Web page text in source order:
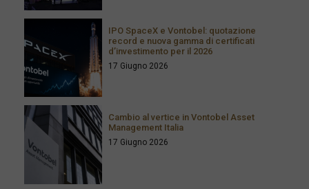
IPO SpaceX e Vontobel: quotazione
record e nuova gamma di certificati
d’investimento per il 2026
17 Giugno 2026
Cambio al vertice in Vontobel Asset
Management Italia
17 Giugno 2026